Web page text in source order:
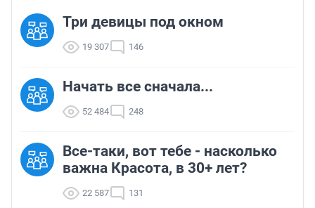
Три девицы под окном
19 307 146
Начать все сначала...
52 484 248
Все-таки, вот тебе - насколько
важна Красота, в 30+ лет?
22 587 131